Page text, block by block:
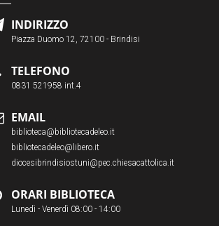
INDIRIZZO
Piazza Duomo 12, 72100 - Brindisi
TELEFONO
0831 521958 int.4
EMAIL
biblioteca@bibliotecadeleo.it
bibliotecadeleo@libero.it
diocesibrindisiostuni@pec.chiesacattolica.it
ORARI BIBLIOTECA
Lunedì - Venerdì 08:00 - 14:00